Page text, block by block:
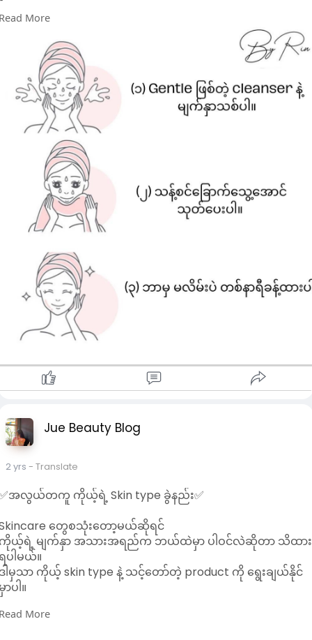
နဲ့ တူတူ ပုံလေးတွေနဲ့ ကိုယ့်ရဲ့ skintype ကို အလွယ်တကူ ခွဲကြ
ကြရအောင်….
More
Jue Beauty Blog
2 yrs - Translate
အလွယ်တကူ ကိုယ့်ရဲ့ Skin type ခွဲနည်း✅
တွေစသုံးတော့မယ်ဆိုရင်
ယ့်ရဲ့ မျက်နှာ အသားအရည်က ဘယ်ထဲမှာ ပါဝင်လဲဆိုတာ သိထား
ပါမယ်။
ါမှသာ ကိုယ့် skin type နဲ့ သင့်တော်တဲ့ product ကို ရွေးချယ်နိုင်
ာပါ။
နဲ့ တူတူ ပုံလေးတွေနဲ့ ကိုယ့်ရဲ့ skintype ကို အလွယ်တကူ ခွဲကြ
More